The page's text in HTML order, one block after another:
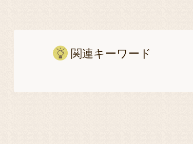
関連キーワード